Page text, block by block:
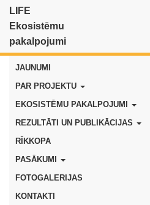
LIFE
Ekosistēmu
pakalpojumi
JAUNUMI
PAR PROJEKTU
EKOSISTĒMU PAKALPOJUMI
REZULTĀTI UN PUBLIKĀCIJAS
RĪKKOPA
PASĀKUMI
FOTOGALERIJAS
KONTAKTI